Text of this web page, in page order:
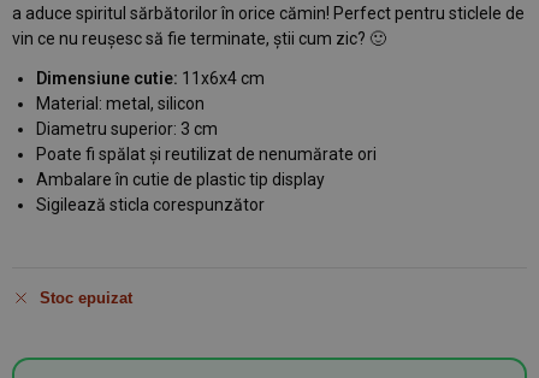
a aduce spiritul sărbătorilor în orice cămin! Perfect pentru sticlele de
vin ce nu reușesc să fie terminate, știi cum zic? 🙂
Dimensiune cutie: 11x6x4 cm
Material: metal, silicon
Diametru superior: 3 cm
Poate fi spălat și reutilizat de nenumărate ori
Ambalare în cutie de plastic tip display
Sigilează sticla corespunzător
Stoc epuizat